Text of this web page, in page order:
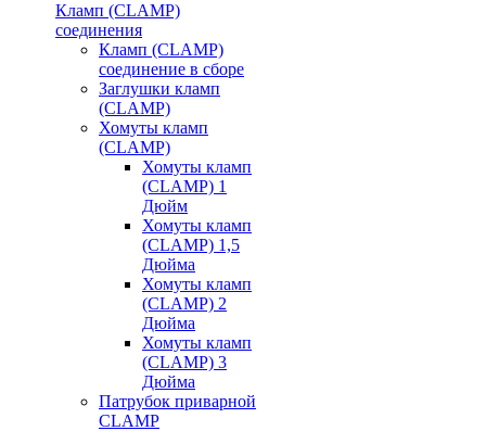
Кламп (CLAMP)
соединения
Кламп (CLAMP)
соединение в сборе
Заглушки кламп
(CLAMP)
Хомуты кламп
(CLAMP)
Хомуты кламп
(CLAMP) 1
Дюйм
Хомуты кламп
(CLAMP) 1,5
Дюйма
Хомуты кламп
(CLAMP) 2
Дюйма
Хомуты кламп
(CLAMP) 3
Дюйма
Патрубок приварной
CLAMP